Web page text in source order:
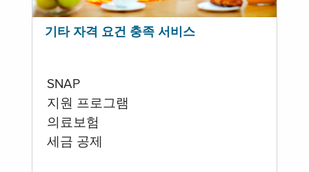
기타 자격 요건 충족 서비스
SNAP
지원 프로그램
의료보험
세금 공제